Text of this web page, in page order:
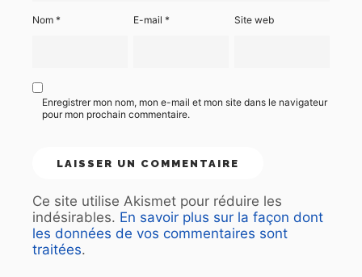
Nom * E-mail* Site web
Enregistrer mon nom, mon e-mail et mon site dans le navigateur
pour mon prochain commentaire.
Ce site utilise Akismet pour réduire les
indésirables. En savoir plus sur la façon dont
les données de vos commentaires sont
traitées.